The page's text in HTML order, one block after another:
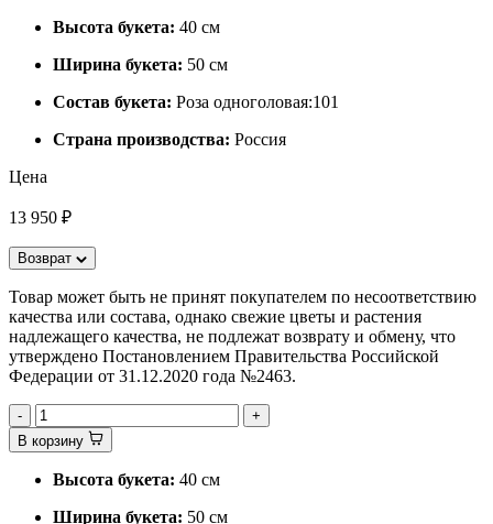
Высота букета: 40 см
Ширина букета: 50 см
Состав букета: Роза одноголовая:101
Страна производства: Россия
Цена
13 950 ₽
Возврат
Товар может быть не принят покупателем по несоответствию
качества или состава, однако свежие цветы и растения
надлежащего качества, не подлежат возврату и обмену, что
утверждено Постановлением Правительства Российской
Федерации от 31.12.2020 года №2463.
-
+
В корзину
Высота букета: 40 см
Ширина букета: 50 см